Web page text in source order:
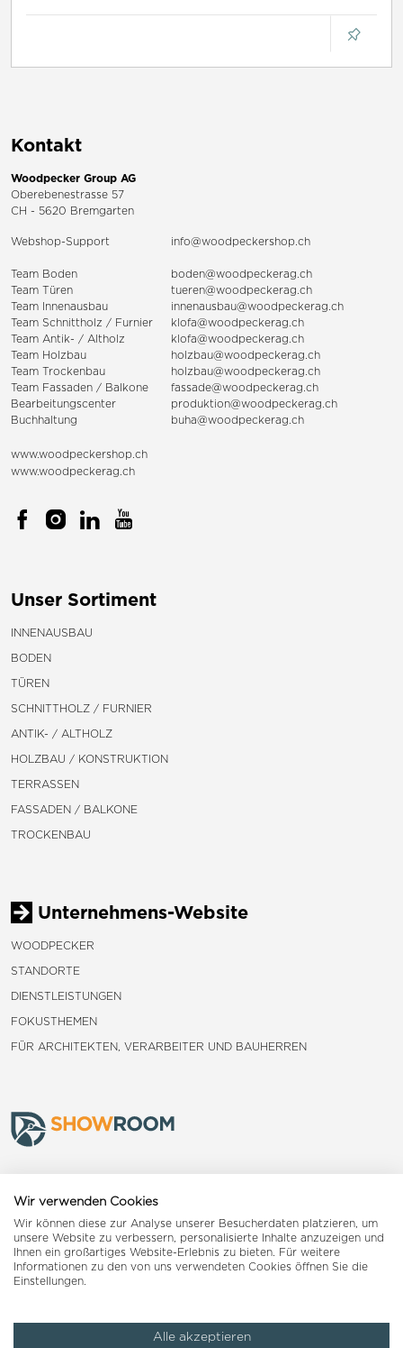
Kontakt
Woodpecker Group AG
Oberebenestrasse 57
CH - 5620 Bremgarten
Webshop-Support info@woodpeckershop.ch
Team Boden
boden@woodpeckerag.ch
Team Türen
tueren@woodpeckerag.ch
Team Innenausbau
innenausbau@woodpeckerag.ch
Team Schnittholz / Furnier
klofa@woodpeckerag.ch
Team Antik- / Altholz
klofa@woodpeckerag.ch
Team Holzbau
holzbau@woodpeckerag.ch
Team Trockenbau
holzbau@woodpeckerag.ch
Team Fassaden / Balkone
fassade@woodpeckerag.ch
Bearbeitungscenter
produktion@woodpeckerag.ch
Buchhaltung
buha@woodpeckerag.ch
www.woodpeckershop.ch
www.woodpeckerag.ch
Unser Sortiment
INNENAUSBAU
BODEN
TÜREN
SCHNITTHOLZ / FURNIER
ANTIK- / ALTHOLZ
HOLZBAU / KONSTRUKTION
TERRASSEN
FASSADEN / BALKONE
TROCKENBAU
Unternehmens-Website
WOODPECKER
STANDORTE
DIENSTLEISTUNGEN
FOKUSTHEMEN
FÜR ARCHITEKTEN, VERARBEITER UND BAUHERREN
Landquart
Reiden
Wir verwenden Cookies
Wir können diese zur Analyse unserer Besucherdaten platzieren, um
unsere Website zu verbessern, personalisierte Inhalte anzuzeigen und
Ihnen ein großartiges Website-Erlebnis zu bieten. Für weitere
Informationen zu den von uns verwendeten Cookies öffnen Sie die
Einstellungen.
Alle akzeptieren